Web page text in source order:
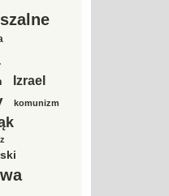
Izrael
komunizm